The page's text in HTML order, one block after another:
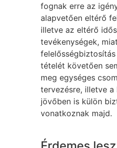
fognak erre az
alapvetően eltérő
illetve az eltérő
tevékenységek,
tételét követően
meg egységes
tervezésre, illetve a
jövőben is külön
vonatkoznak majd.